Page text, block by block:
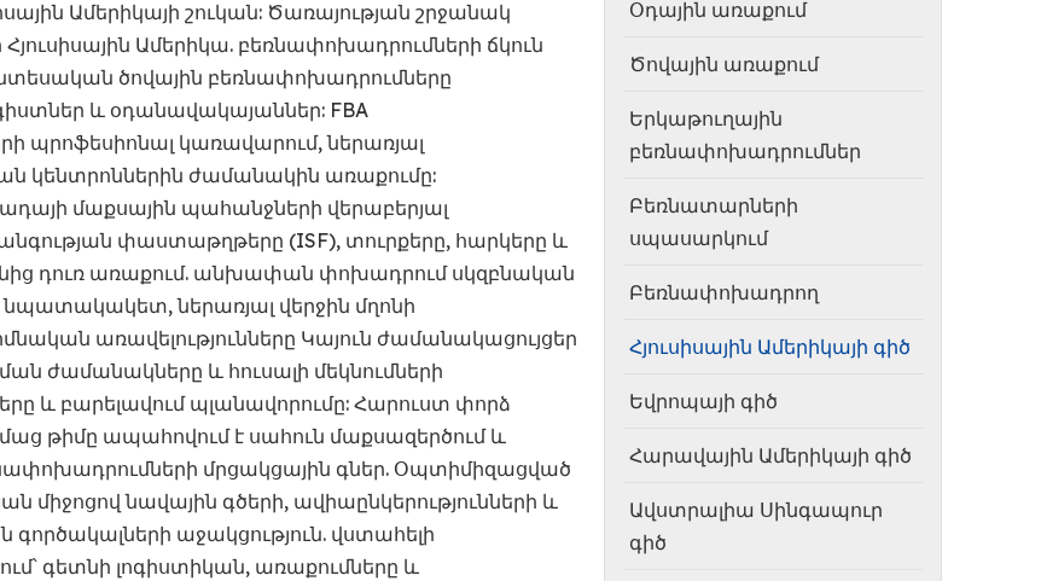
Ամերիկայի շուկան: Ծառայության շրջանակ
Ամերիկա. բեռնափոխադրումների ճկուն
ծովային բեռնափոխադրումները
և օդանավակայաններ: FBA
պրոֆեսիոնալ կառավարում, ներառյալ
ժամանակին առաքումը:
մաքսային պահանջների վերաբերյալ
փաստաթղթերը (ISF), տուրքերը, հարկերը և
դուռ առաքում. անխափան փոխադրում սկզբնական
ներառյալ վերջին մղոնի
առավելությունները Կայուն ժամանակացույցեր
ժամանակները և հուսալի մեկնումների
և բարելավում պլանավորումը: Հարուստ փորձ
թիմը ապահովում է սահուն մաքսազերծում և
մրցակցային գներ. Օպտիմիզացված
միջոցով նավային գծերի, ավիաընկերությունների և
աջակցություն. վստահելի
գետնի լոգիստիկան, առաքումները և
Օդային առաքում
Ծովային առաքում
Երկաթուղային
բեռնափոխադրումներ
Բեռնատարների
սպասարկում
Բեռնափոխադրող
Հյուսիսային Ամերիկայի գիծ
Եվրոպայի գիծ
Հարավային Ամերիկայի գիծ
Ավստրալիա Սինգապուր
գիծ